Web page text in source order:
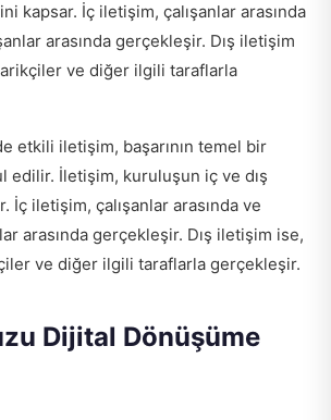
kapsar. İç iletişim, çalışanlar arasında
arasında gerçekleşir. Dış iletişim
ve diğer ilgili taraflarla
etkili iletişim, başarının temel bir
edilir. İletişim, kuruluşun iç ve dış
İç iletişim, çalışanlar arasında ve
arasında gerçekleşir. Dış iletişim ise,
ve diğer ilgili taraflarla gerçekleşir.
Dijital Dönüşüme